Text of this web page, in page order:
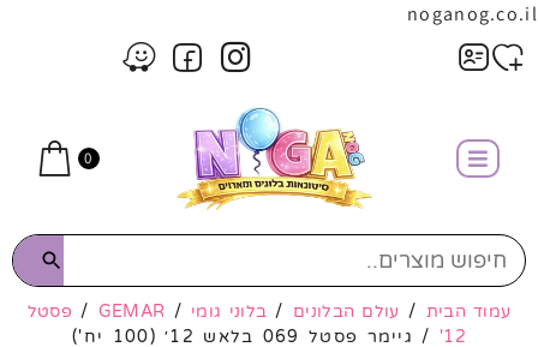
noganog.co.il
0
עמוד הבית / עולם הבלונים / בלוני גומי /
GEMAR
/ פסטל
12'
/ גיימר פסטל 069 בלאש 12׳ (100 יח')